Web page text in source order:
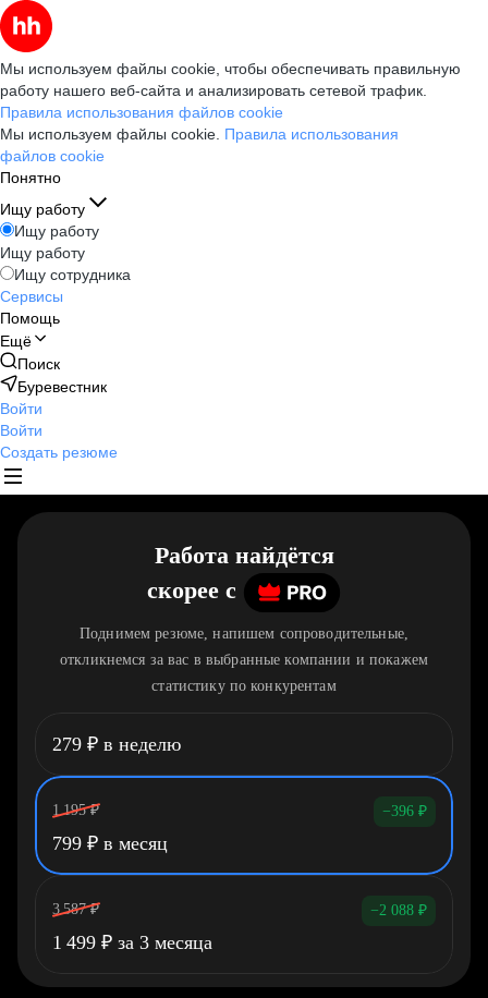
Мы используем файлы cookie, чтобы обеспечивать правильную
работу нашего веб-сайта и анализировать сетевой трафик.
Правила использования файлов cookie
Мы используем файлы cookie. Правила использования
файлов cookie
Понятно
Ищу работу
Ищу работу
Ищу работу
Ищу сотрудника
Сервисы
Помощь
Ещё
Поиск
Буревестник
Войти
Войти
Создать резюме
Работа найдётся
скорее c
Поднимем резюме, напишем сопроводительные,
откликнемся за вас в выбранные компании и покажем
статистику по конкурентам
279 ₽ в неделю
1 195 ₽ −396 ₽
799 ₽ в месяц
3 587 ₽ −2 088 ₽
1 499 ₽ за 3 месяца